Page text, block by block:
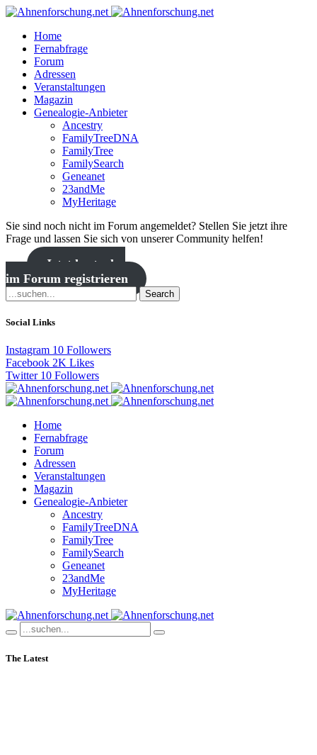
Home
Fernabfrage
Forum
Adressen
Veranstaltungen
Magazin
Genealogie-Anbieter
Ancestry
FamilyTreeDNA
FamilyTree
FamilySearch
Geneanet
23andMe
MyHeritage
Sie sind noch nicht im Forum angemeldet? Stellen Sie jetzt ihre
Frage und lassen Sie sich von unserer Community helfen!
Jetzt kostenlos
im Forum registrieren
Search
Social Links
Instagram 10 Followers
Facebook 2K Likes
Twitter 10 Followers
Home
Fernabfrage
Forum
Adressen
Veranstaltungen
Magazin
Genealogie-Anbieter
Ancestry
FamilyTreeDNA
FamilyTree
FamilySearch
Geneanet
23andMe
MyHeritage
The Latest